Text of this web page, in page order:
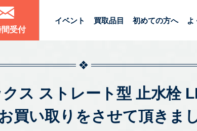
受付
イベント 買取品目 初めての方へ よ
ス ストレート型 止水栓
買い取りをさせて頂きま